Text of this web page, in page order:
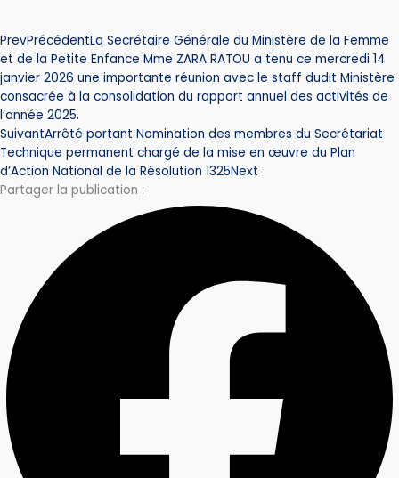
PrevPrécédentLa Secrétaire Générale du Ministère de la Femme
et de la Petite Enfance Mme ZARA RATOU a tenu ce mercredi 14
janvier 2026 une importante réunion avec le staff dudit Ministère
consacrée à la consolidation du rapport annuel des activités de
l’année 2025.
SuivantArrêté portant Nomination des membres du Secrétariat
Technique permanent chargé de la mise en œuvre du Plan
d’Action National de la Résolution 1325Next
Partager la publication :